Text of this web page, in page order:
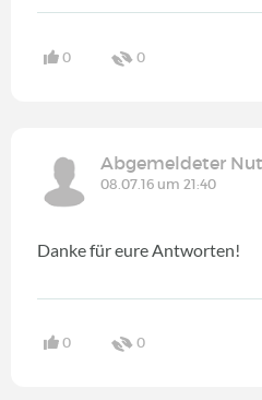
0 0
Abgemeldeter
08.07.16 um 21:40
Danke für eure Antworten!
0 0